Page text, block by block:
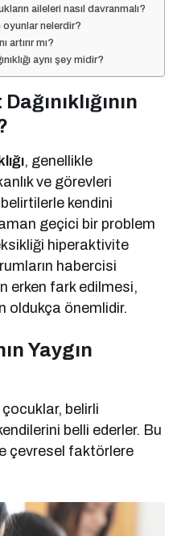
aileleri nasıl davranmalı?
oyunlar nelerdir?
artırır mı?
aynı şey midir?
, genellikle
ve görevleri
kendini
geçici bir problem
hiperaktivite
habercisi
erken fark edilmesi,
oldukça önemlidir.
Yaygın
çocuklar, belirli
belli ederler. Bu
çevresel faktörlere